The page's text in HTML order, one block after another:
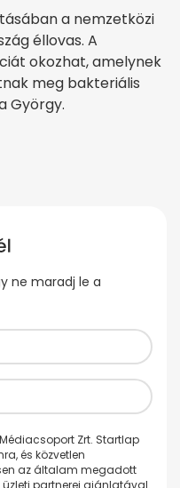
a nemzetközi
éllovas. A
okozhat, amelynek
meg bakteriális
György.
ne maradj le a
Zrt. Startlap
és közvetlen
az általam megadott
partnerei ajánlatával.